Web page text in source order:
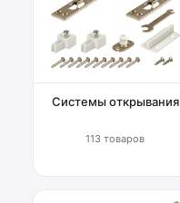
Системы открывания
113 товаров